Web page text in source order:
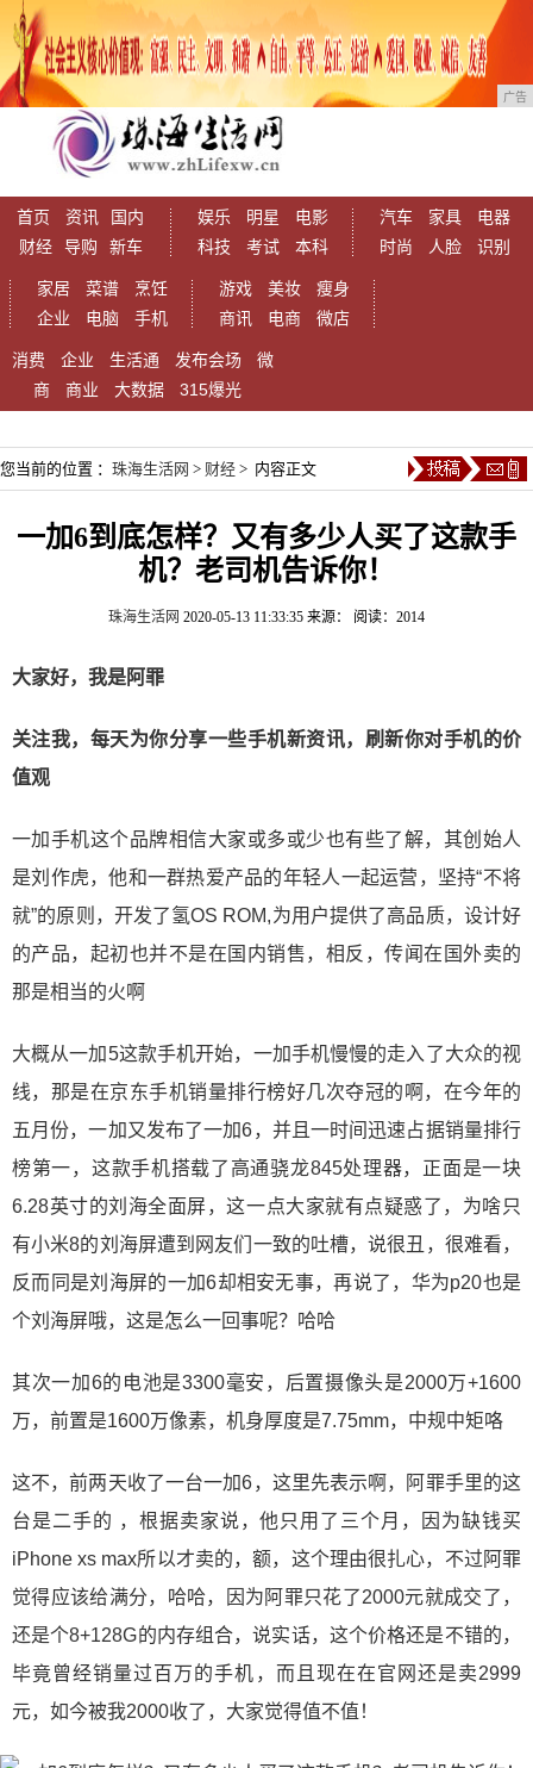
广告
首页 资讯
国内
财经
导购 新车
娱乐 明星
电影
科技
考试 本科
汽车 家具
电器
时尚
人脸 识别
家居 菜谱
烹饪
企业
电脑 手机
游戏 美妆
瘦身
商讯
电商 微店
消费 企业 生活通 发布会场
微
商
商业 大数据 315爆光
您当前的位置 ： 珠海生活网 > 财经 > 内容正文
一加6到底怎样？又有多少人买了这款手
机？老司机告诉你！
珠海生活网 2020-05-13 11:33:35 来源： 阅读：2014
大家好，我是阿罪
关注我，每天为你分享一些手机新资讯，刷新你对手机的价
值观
一加手机这个品牌相信大家或多或少也有些了解，其创始人
是刘作虎，他和一群热爱产品的年轻人一起运营，坚持“不将
就”的原则，开发了氢OS ROM,为用户提供了高品质，设计好
的产品，起初也并不是在国内销售，相反，传闻在国外卖的
那是相当的火啊
大概从一加5这款手机开始，一加手机慢慢的走入了大众的视
线，那是在京东手机销量排行榜好几次夺冠的啊，在今年的
五月份，一加又发布了一加6，并且一时间迅速占据销量排行
榜第一，这款手机搭载了高通骁龙845处理器，正面是一块
6.28英寸的刘海全面屏，这一点大家就有点疑惑了，为啥只
有小米8的刘海屏遭到网友们一致的吐槽，说很丑，很难看，
反而同是刘海屏的一加6却相安无事，再说了，华为p20也是
个刘海屏哦，这是怎么一回事呢？哈哈
其次一加6的电池是3300毫安，后置摄像头是2000万+1600
万，前置是1600万像素，机身厚度是7.75mm，中规中矩咯
这不，前两天收了一台一加6，这里先表示啊，阿罪手里的这
台是二手的 ，根据卖家说，他只用了三个月，因为缺钱买
iPhone xs max所以才卖的，额，这个理由很扎心，不过阿罪
觉得应该给满分，哈哈，因为阿罪只花了2000元就成交了，
还是个8+128G的内存组合，说实话，这个价格还是不错的，
毕竟曾经销量过百万的手机，而且现在在官网还是卖2999
元，如今被我2000收了，大家觉得值不值！